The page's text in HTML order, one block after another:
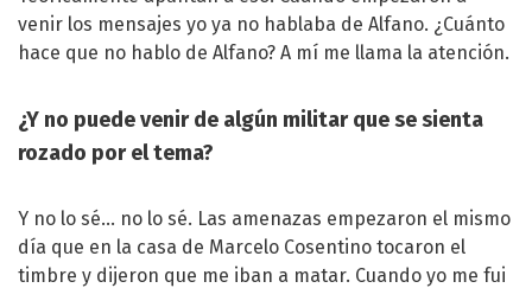
venir los mensajes yo ya no hablaba de Alfano. ¿Cuánto
hace que no hablo de Alfano? A mí me llama la atención.
¿Y no puede venir de algún militar que se sienta
rozado por el tema?
Y no lo sé… no lo sé. Las amenazas empezaron el mismo
día que en la casa de Marcelo Cosentino tocaron el
timbre y dijeron que me iban a matar. Cuando yo me fui